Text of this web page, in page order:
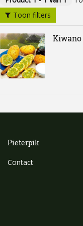
Toon filters
Pieterpik
Contact